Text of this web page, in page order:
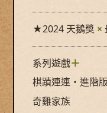
★2024 天鵝獎 ×
系列遊戲＋
棋蹟連連・進階版
奇雞家族